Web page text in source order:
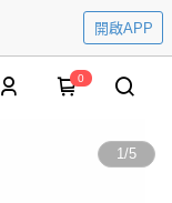
開啟APP
0
1/5